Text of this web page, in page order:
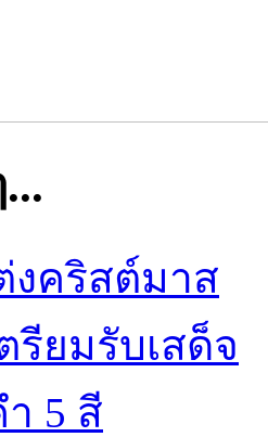
งคริสต์มาส
รียมรับเสด็จ
5 สี